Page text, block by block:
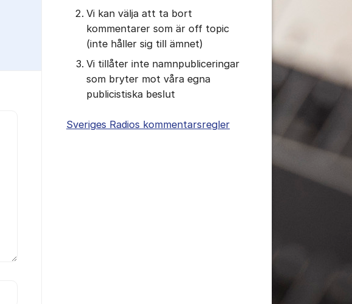
Vi kan välja att ta bort
kommentarer som är off topic
(inte håller sig till ämnet)
Vi tillåter inte namnpubliceringar
som bryter mot våra egna
publicistiska beslut
Sveriges Radios kommentarsregler